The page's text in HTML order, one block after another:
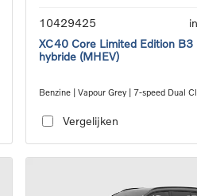
10429425
XC40 Core Limited Edition B3
hybride (MHEV)
Benzine | Vapour Grey | 7-speed Dual
Vergelijken